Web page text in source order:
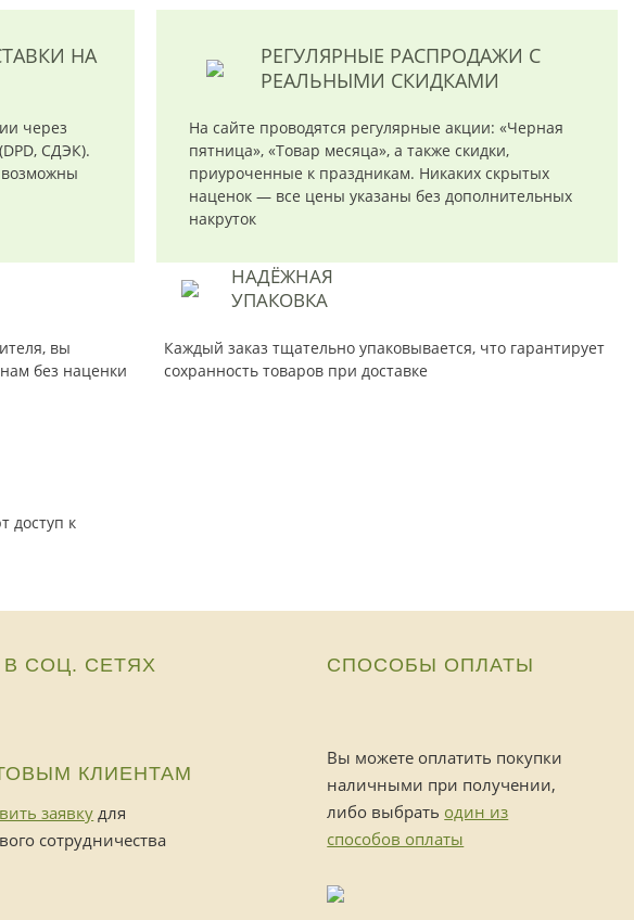
НА
через
СДЭК).
РЕГУЛЯРНЫЕ РАСПРОДАЖИ С
РЕАЛЬНЫМИ СКИДКАМИ
На сайте проводятся регулярные акции: «Черная
пятница», «Товар месяца», а также скидки,
приуроченные к праздникам. Никаких скрытых
наценок — все цены указаны без дополнительных
накруток
вы
без наценки
НАДЁЖНАЯ
УПАКОВКА
Каждый заказ тщательно упаковывается, что гарантирует
сохранность товаров при доставке
доступ к
СОЦ. СЕТЯХ
КЛИЕНТАМ
заявку для
сотрудничества
СПОСОБЫ ОПЛАТЫ
Вы можете оплатить покупки
наличными при получении,
либо выбрать один из
способов оплаты